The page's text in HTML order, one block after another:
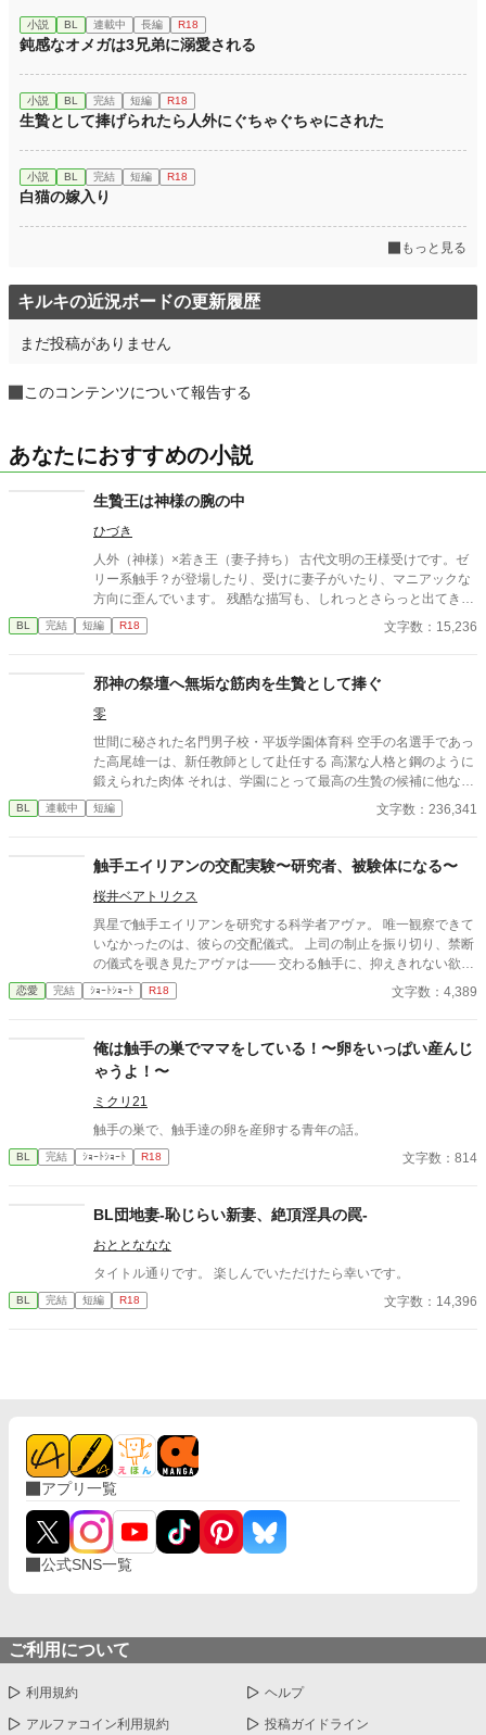
小説 BL 連載中 長編 R18
鈍感なオメガは3兄弟に溺愛される
小説 BL 完結 短編 R18
生贄として捧げられたら人外にぐちゃぐちゃにされた
小説 BL 完結 短編 R18
白猫の嫁入り
もっと見る
キルキの近況ボードの更新履歴
まだ投稿がありません
このコンテンツについて報告する
あなたにおすすめの小説
生贄王は神様の腕の中
ひづき
人外（神様）×若き王（妻子持ち） 古代文明の王様受けです。ゼ
リー系触手？が登場したり、受けに妻子がいたり、マニアックな
方向に歪んでいます。 残酷な描写も、しれっとさらっと出てきま
す。 ■余談（後日談？番外編？オマケ？） 本編の18年後。 本編最
後に登場した隣国の王（40歳）×アジェルの妻が産んだ不貞の子
BL 完結 短編 R18 文字数：15,236
邪神の祭壇へ無垢な筋肉を生贄として捧ぐ
零
世間に秘された名門男子校・平坂学園体育科 空手の名選手であっ
た高尾雄一は、新任教師として赴任する 高潔な人格と鋼のように
鍛えられた肉体 それは、学園にとって最高の生贄の候補に他なら
なかった 至高の筋肉を持つ、精神を削られ意志をなくした青年を
太古の神に捧げるため、“水”、“風”、“土”の信奉者達が暗躍する 意
校で繰り広げられるダークファンタジー
BL 連載中 短編 文字数：236,341
触手エイリアンの交配実験〜研究者、被験体になる〜
桜井ベアトリクス
異星で触手エイリアンを研究する科学者アヴァ。 唯一観察できて
いなかったのは、彼らの交配儀式。 上司の制止を振り切り、禁断
の儀式を覗き見たアヴァは―― 交わる触手に、抑えきれない欲望
を覚える。 「私も……私も交配したい」 太く長い触手が、体の奥
深くまで侵入してくる。 研究者が、快楽の実験体になる夜。
恋愛 完結 ｼｮｰﾄｼｮｰﾄ R18 文字数：4,389
俺は触手の巣でママをしている！〜卵をいっぱい産んじ
ゃうよ！〜
ミクリ21
触手の巣で、触手達の卵を産卵する青年の話。
BL 完結 ｼｮｰﾄｼｮｰﾄ R18 文字数：814
BL団地妻-恥じらい新妻、絶頂淫具の罠-
おととななな
タイトル通りです。 楽しんでいただけたら幸いです。
BL 完結 短編 R18 文字数：14,396
アプリ一覧
公式SNS一覧
ご利用について
利用規約 ヘルプ
アルファコイン利用規約 投稿ガイドライン